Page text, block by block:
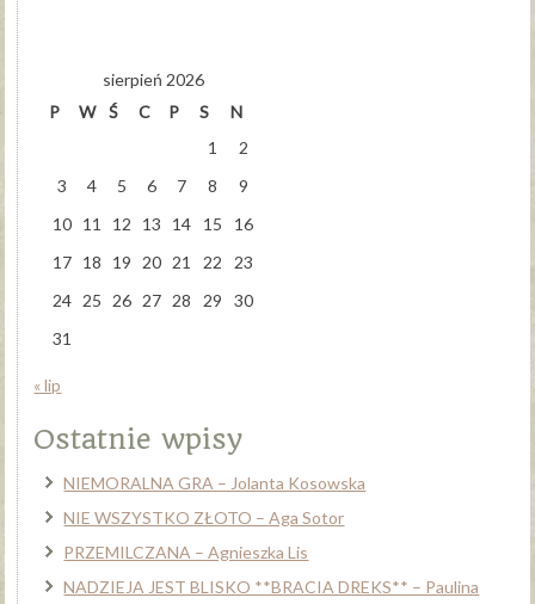
sierpień 2026
P
W Ś C P S
N
1
2
3
4 5 6 7 8
9
10 11 12 13 14 15
16
17 18 19 20 21 22
23
24 25 26 27 28 29
30
31
« lip
Ostatnie wpisy
NIEMORALNA GRA – Jolanta Kosowska
NIE WSZYSTKO ZŁOTO – Aga Sotor
PRZEMILCZANA – Agnieszka Lis
NADZIEJA JEST BLISKO **BRACIA DREKS** – Paulina